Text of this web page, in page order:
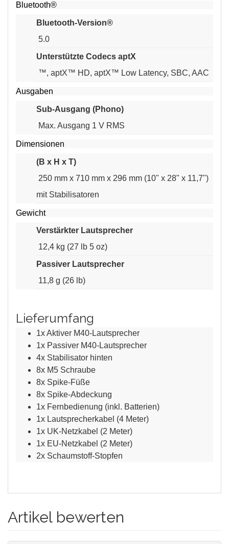
Bluetooth®
Bluetooth-Version®
5.0
Unterstützte Codecs aptX
™, aptX™ HD, aptX™ Low Latency, SBC, AAC
Ausgaben
Sub-Ausgang (Phono)
Max. Ausgang 1 V RMS
Dimensionen
(B x H x T)
250 mm x 710 mm x 296 mm (10" x 28" x 11,7")
mit Stabilisatoren
Gewicht
Verstärkter Lautsprecher
12,4 kg (27 lb 5 oz)
Passiver Lautsprecher
11,8 g (26 lb)
Lieferumfang
1x Aktiver M40-Lautsprecher
1x Passiver M40-Lautsprecher
4x Stabilisator hinten
8x M5 Schraube
8x Spike-Füße
8x Spike-Abdeckung
1x Fernbedienung (inkl. Batterien)
1x Lautsprecherkabel (4 Meter)
1x UK-Netzkabel (2 Meter)
1x EU-Netzkabel (2 Meter)
2x Schaumstoff-Stopfen
Artikel bewerten